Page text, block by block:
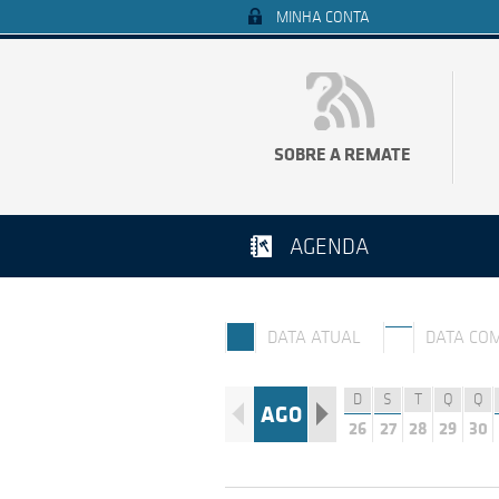
MINHA CONTA
SOBRE A REMATE
AGENDA
DATA ATUAL DATA
AGO D
26
S
27
T
28
Q
29
Q
30
25 26 27 28 29